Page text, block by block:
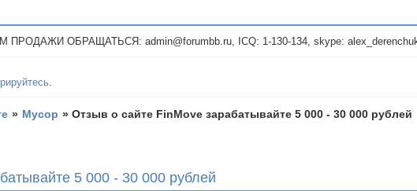
ОБРАЩАТЬСЯ: admin@forumbb.ru, ICQ: 1-130-134, skype:
.
» Мусор »Отзыв о сайте FinMove зарабатывайте 5 000 - 30 000 рублей
5 000 - 30 000 рублей